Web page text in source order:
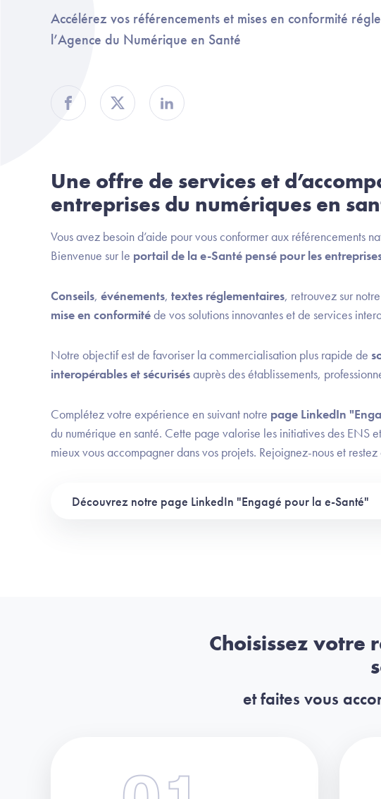
Accélérez vos référencements et mises en conformité
l’Agence du Numérique en Santé
Partager sur Facebook
Partager sur TwitterPartager sur Linkedin
Une offre de services et
entreprises du numériques en
Vous avez besoin d’aide pour vous conformer aux référencements
Bienvenue sur le portail de la e-Santé pensé pour les
Conseils, événements, textes réglementaires, retrouvez sur
mise en conformitéde vos solutions innovantes et de services
Notre objectif est de favoriser la commercialisation plus rapide de
interopérables et sécurisésauprès des établissements,
Complétez votre expérience en suivant notre page LinkedIn
du numérique en santé. Cette page valorise les initiatives des ENS
mieux vous accompagner dans vos projets. Rejoignez-nous et
Découvrez notre page LinkedIn "Engagé pour la e-Santé"
Choisissez votre
et faites vous